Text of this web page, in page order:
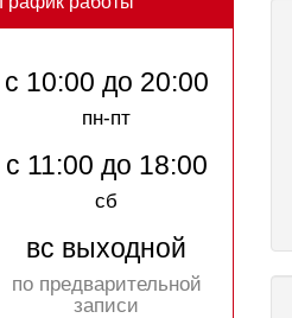
с 10:00 до 20:00
пн-пт
с 11:00 до 18:00
сб
вс выходной
по предварительной
записи